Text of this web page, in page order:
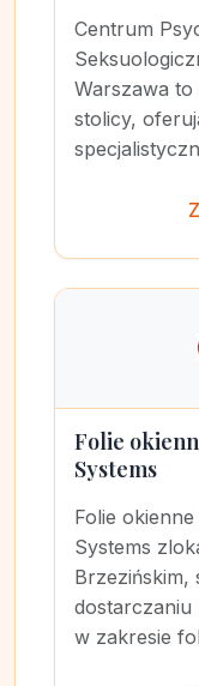
Centrum
Warszawa to
stolicy,
Folie
Systems
Folie
Systems
Brzezińskim,
dostarczaniu
w zakresie